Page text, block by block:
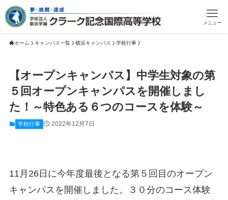
メニュー
ホーム キャンパス一覧 横浜キャンパス 学校行事
【オープンキャンパス】中学生対象の第
５回オープンキャンパスを開催しまし
た！～特色ある６つのコースを体験～
学校行事 2022年12月7日
11月26日に今年度最後となる第５回目のオープン
キャンパスを開催しました。３０分のコース体験